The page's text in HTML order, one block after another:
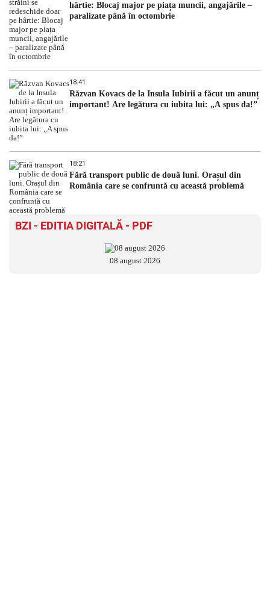
hârtie: Blocaj major pe piața muncii, angajările –
paralizate până în octombrie
18:41
Răzvan Kovacs de la Insula Iubirii a făcut un anunț
important! Are legătura cu iubita lui: „A spus da!”
18:21
Fără transport public de două luni. Orașul din
România care se confruntă cu această problemă
BZI - EDITIA DIGITALĂ - PDF
08 august 2026